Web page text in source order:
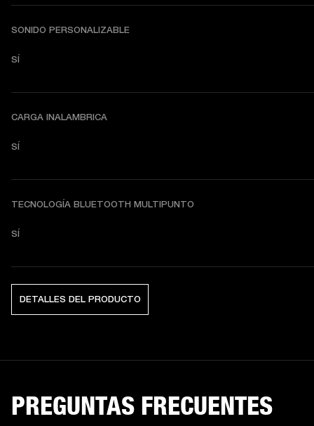
SONIDO PERSONALIZABLE
SÍ
CARGA INALAMBRICA
SÍ
TECNOLOGÍA BLUETOOTH MULTIPUNTO
SÍ
DETALLES DEL PRODUCTO
PREGUNTAS FRECUENTES